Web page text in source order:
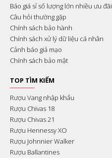
Báo giá sỉ số lượng lớn nhiều ưu đãi
Câu hỏi thường gặp
Chính sách bảo hành
Chính sách xử lý dữ liệu cá nhân
Cảnh báo giả mạo
Chính sách bảo mật
TOP TÌM KIẾM
Rượu Vang nhập khẩu
Rượu Chivas 18
Rượu Chivas 21
Rượu Hennessy XO
Rượu Johnnier Walker
Rượu Ballantines